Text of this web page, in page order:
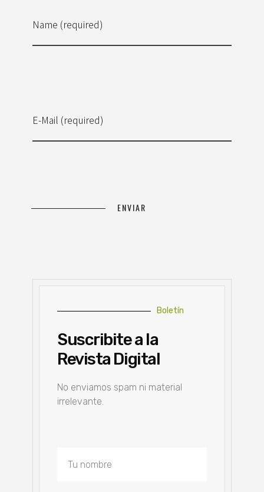
Name (required)
E-Mail (required)
Boletín
Suscribite a la
Revista Digital
No enviamos spam ni material
irrelevante.